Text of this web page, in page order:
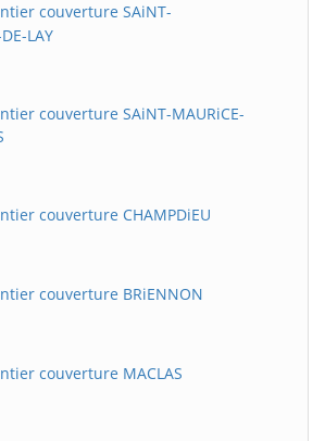
couverture SAiNT-
LAY
couverture SAiNT-MAURiCE-
couverture CHAMPDiEU
couverture BRiENNON
couverture MACLAS